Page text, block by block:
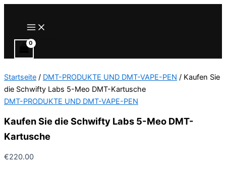
Main
Menu
Startseite / DMT-PRODUKTE UND DMT-VAPE-PEN / Kaufen Sie
die Schwifty Labs 5-Meo DMT-Kartusche
DMT-PRODUKTE UND DMT-VAPE-PEN
Kaufen Sie die Schwifty Labs 5-Meo DMT-
Kartusche
€220.00